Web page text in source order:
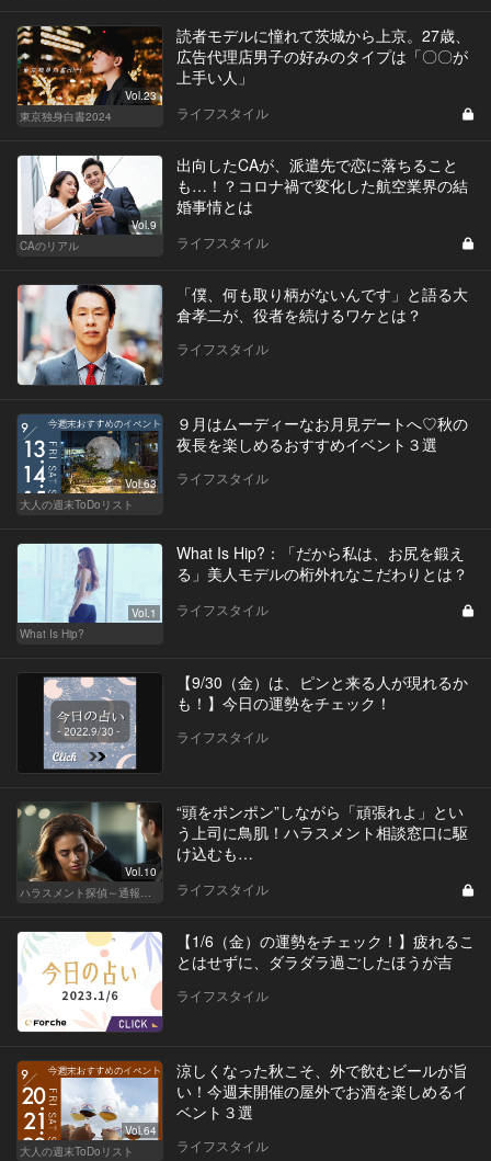
Vol.23
東京独身白書2024
読者モデルに憧れて茨城から上京。27歳、
広告代理店男子の好みのタイプは「〇〇が
上手い人」
ライフスタイル
Vol.9
CAのリアル
出向したCAが、派遣先で恋に落ちること
も…！？コロナ禍で変化した航空業界の結
婚事情とは
ライフスタイル
「僕、何も取り柄がないんです」と語る大
倉孝二が、役者を続けるワケとは？
ライフスタイル
Vol.63
大人の週末ToDoリスト
９月はムーディーなお月見デートへ♡秋の
夜長を楽しめるおすすめイベント３選
ライフスタイル
Vol.1
What Is Hip?
What Is Hip?：「だから私は、お尻を鍛え
る」美人モデルの桁外れなこだわりとは？
ライフスタイル
【9/30（金）は、ピンと来る人が現れるか
も！】今日の運勢をチェック！
ライフスタイル
Vol.10
ハラスメント探偵～通報編～
“頭をポンポン”しながら「頑張れよ」とい
う上司に鳥肌！ハラスメント相談窓口に駆
け込むも…
ライフスタイル
【1/6（金）の運勢をチェック！】疲れるこ
とはせずに、ダラダラ過ごしたほうが吉
ライフスタイル
Vol.64
大人の週末ToDoリスト
涼しくなった秋こそ、外で飲むビールが旨
い！今週末開催の屋外でお酒を楽しめるイ
ベント３選
ライフスタイル